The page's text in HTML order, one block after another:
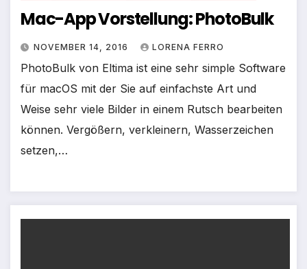
Mac-App Vorstellung: PhotoBulk
NOVEMBER 14, 2016 LORENA FERRO
PhotoBulk von Eltima ist eine sehr simple Software
für macOS mit der Sie auf einfachste Art und
Weise sehr viele Bilder in einem Rutsch bearbeiten
können. Vergößern, verkleinern, Wasserzeichen
setzen,…